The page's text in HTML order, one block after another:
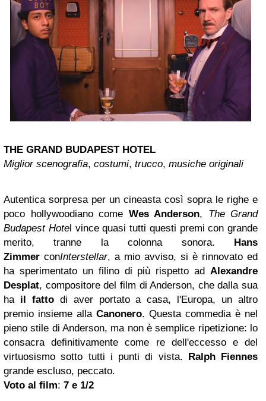
THE GRAND BUDAPESTHOTEL
Miglior scenografia, costumi, trucco, musiche originali
Autentica sorpresa per un cineasta così sopra le righe e
poco hollywoodiano come Wes Anderson, The Grand
Budapest Hotel vince quasi tutti questi premi con grande
merito, tranne la colonna sonora.
Hans
Zimmer conInterstellar, a mio avviso, si è rinnovato ed
ha sperimentato un filino di più rispetto ad Alexandre
Desplat, compositore del film di Anderson, che dalla sua
ha il fattodi aver portato a casa, l'Europa, un altro
premio insieme allaCanonero. Questa commedia è nel
pieno stile di Anderson, ma non è semplice ripetizione: lo
consacra definitivamente come re dell'eccesso e del
virtuosismo sotto tutti i punti di vista.
Ralph Fiennes
grande escluso, peccato.
Voto al film: 7 e 1/2